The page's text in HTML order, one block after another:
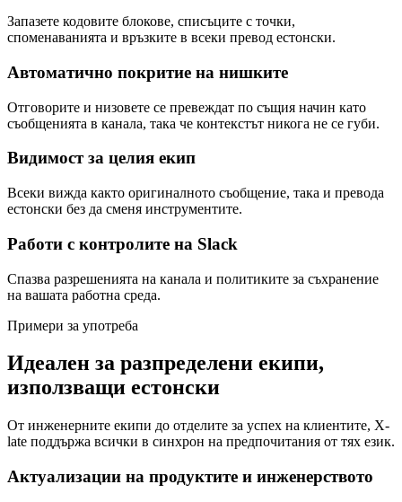
Запазете кодовите блокове, списъците с точки,
споменаванията и връзките в всеки превод естонски.
Автоматично покритие на нишките
Отговорите и низовете се превеждат по същия начин като
съобщенията в канала, така че контекстът никога не се губи.
Видимост за целия екип
Всеки вижда както оригиналното съобщение, така и превода
естонски без да сменя инструментите.
Работи с контролите на Slack
Спазва разрешенията на канала и политиките за съхранение
на вашата работна среда.
Примери за употреба
Идеален за разпределени екипи,
използващи естонски
От инженерните екипи до отделите за успех на клиентите, X-
late поддържа всички в синхрон на предпочитания от тях език.
Актуализации на продуктите и инженерството